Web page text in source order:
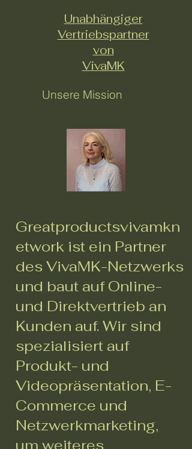
Unabhängiger
Vertriebspartner
von
VivaMK
Unsere Mission
Greatproductsvivamkn
etwork ist ein Partner
des VivaMK-Netzwerks
und baut auf Online-
und Direktvertrieb an
Kunden auf. Wir sind
spezialisiert auf
Produkt- und
Videopräsentation, E-
Commerce und
Netzwerkmarketing,
um weiteres